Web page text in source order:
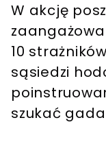
W akcję
10
sąsiedzi
szukać